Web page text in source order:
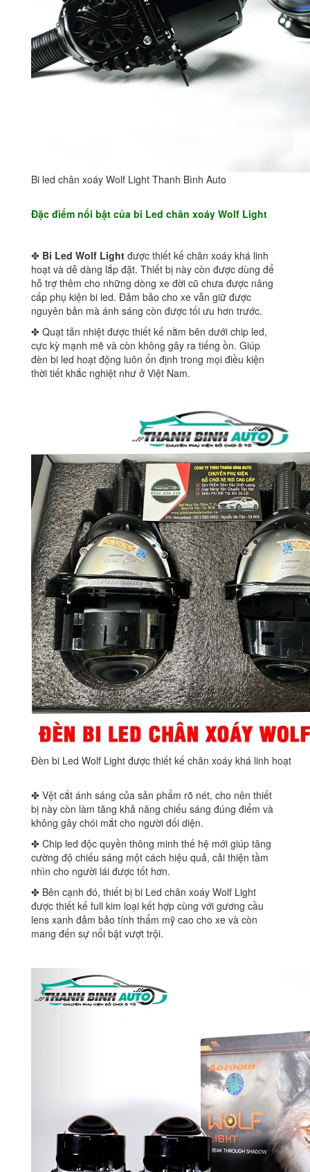
Bi led chân xoáy Wolf Light Thanh Bình Auto
Đặc điểm nổi bật của bi Led chân xoáy Wolf Light
✤ Bi Led Wolf Light được thiết kế chân xoáy khá linh
hoạt và dễ dàng lắp đặt. Thiết bị này còn được dùng để
hỗ trợ thêm cho những dòng xe đời cũ chưa được nâng
cấp phụ kiện bi led. Đảm bảo cho xe vẫn giữ được
nguyên bản mà ánh sáng còn được tối ưu hơn trước.
✤ Quạt tản nhiệt được thiết kế nằm bên dưới chip led,
cực kỳ mạnh mẽ và còn không gây ra tiếng ồn. Giúp
đèn bi led hoạt động luôn ổn định trong mọi điều kiện
thời tiết khắc nghiệt như ở Việt Nam.
Đèn bi Led Wolf Light được thiết kế chân xoáy khá linh hoạt
✤ Vệt cắt ánh sáng của sản phẩm rõ nét, cho nên thiết
bị này còn làm tăng khả năng chiếu sáng đúng điểm và
không gây chói mắt cho người đối diện.
✤ Chip led độc quyền thông minh thế hệ mới giúp tăng
cường độ chiếu sáng một cách hiệu quả, cải thiện tầm
nhìn cho người lái được tốt hơn.
✤ Bên cạnh đó, thiết bị bi Led chân xoáy Wolf Light
được thiết kế full kim loại kết hợp cùng với gương cầu
lens xanh đảm bảo tính thẩm mỹ cao cho xe và còn
mang đến sự nổi bật vượt trội.